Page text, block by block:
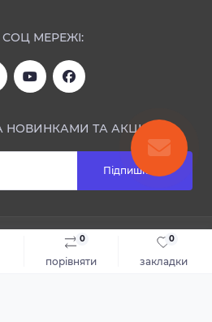
порівняти
0
закладки
0
До кошика
СОЦ МЕРЕЖІ:
НОВИНКАМИ ТА АКЦІЯМИ:
Підпишіться